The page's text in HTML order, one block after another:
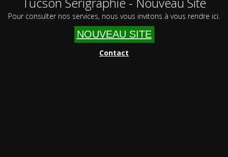
Pour consulter nos services, nous vous invitons à vous rendre ici.
NOUVEAU SITE
Contact